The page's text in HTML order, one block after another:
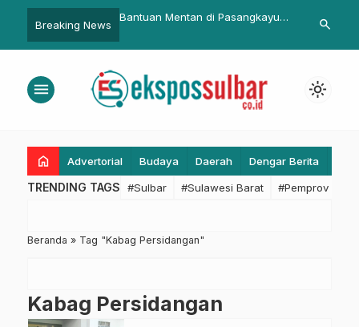
Breaking News
Permanenkan
Dinamis ASN
output dan outcome
Bantuan Mentan di Pasangkayu
Sulbar Raih
Introduksi
search
menu light_mode
home Advertorial Budaya Daerah Dengar Berita
TRENDING TAGS #Sulbar #Sulawesi Barat #Pemprov
Beranda » Tag "Kabag Persidangan"
Kabag Persidangan